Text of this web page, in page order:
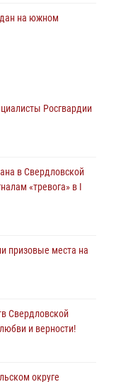
на южном
области
милиции
в зоне СВО
на окружном
Росгвардии
в Свердловской
«тревога» в I
призовые места на
Свердловской
и верности!
округе